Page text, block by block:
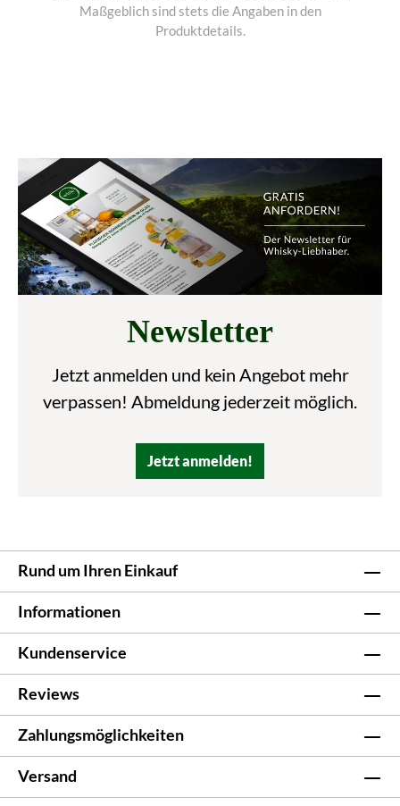
Maßgeblich sind stets die Angaben in den
Produktdetails.
Newsletter
Jetzt anmelden und kein Angebot mehr
verpassen! Abmeldung jederzeit möglich.
Jetzt anmelden!
Rund um Ihren Einkauf
Informationen
Kundenservice
Reviews
Zahlungsmöglichkeiten
Versand